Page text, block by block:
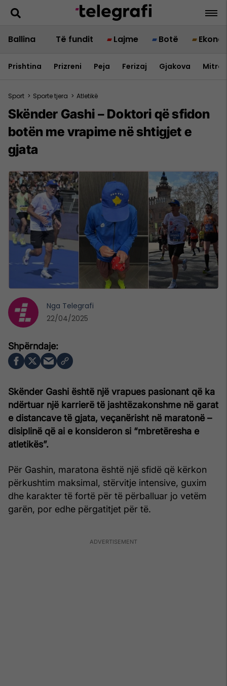
Ballina Të fundit Lajme Botë
Prishtina Prizreni Peja Ferizaj Gjakova
Sport > Sporte tjera > Atletikë
Skënder Gashi – Doktori që sfidon
botën me vrapime në shtigjet e
gjata
Skënder Gashi është një vrapues pasionant që ka
ndërtuar një karrierë të jashtëzakonshme në garat
e distancave të gjata, veçanërisht në maratonë –
disiplinë që ai e konsideron si “mbretëresha e
atletikës”.
Për Gashin, maratona është një sfidë që kërkon
përkushtim maksimal, stërvitje intensive, guxim
dhe karakter të fortë për të përballuar jo vetëm
garën, por edhe përgatitjet për të.
Nga Telegrafi
22/04/2025